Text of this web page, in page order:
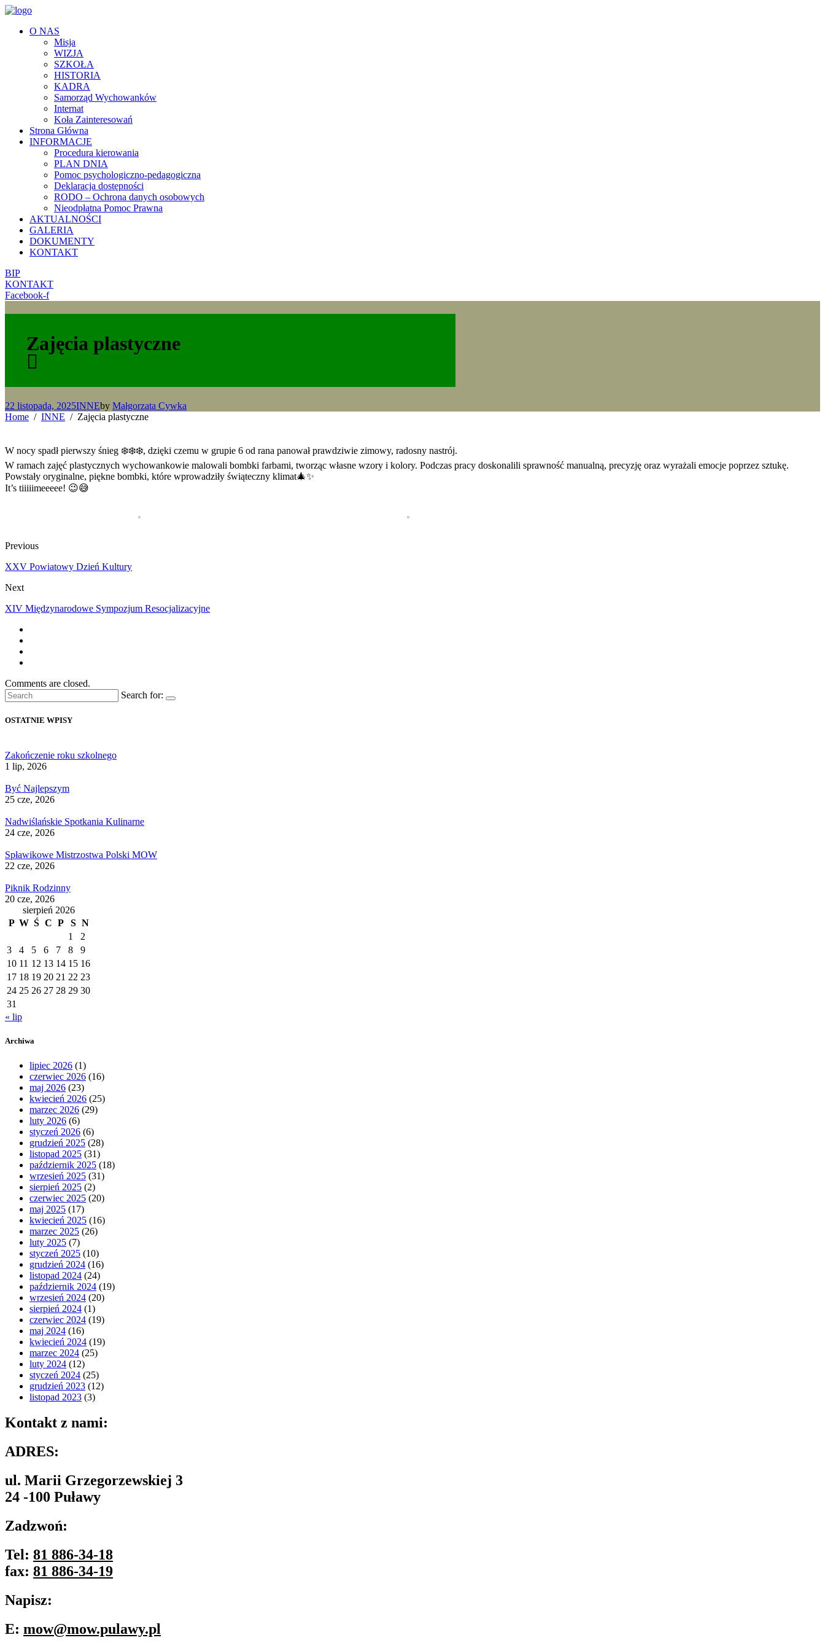
O NAS
Misja
WIZJA
SZKOŁA
HISTORIA
KADRA
Samorząd Wychowanków
Internat
Koła Zainteresowań
Strona Główna
INFORMACJE
Procedura kierowania
PLAN DNIA
Pomoc psychologiczno-pedagogiczna
Deklaracja dostępności
RODO – Ochrona danych osobowych
Nieodpłatna Pomoc Prawna
AKTUALNOŚCI
GALERIA
DOKUMENTY
KONTAKT
BIP
KONTAKT
Facebook-f
Zajęcia plastyczne
22 listopada, 2025INNEby Małgorzata Cywka
Home
INNE Zajęcia plastyczne
W nocy spadł pierwszy śnieg ❄️❄️❄️, dzięki czemu w grupie 6 od rana panował prawdziwie zimowy, radosny nastrój.
W ramach zajęć plastycznych wychowankowie malowali bombki farbami, tworząc własne wzory i kolory. Podczas pracy doskonalili sprawność manualną, precyzję oraz wyrażali emocje poprzez sztukę.
Powstały oryginalne, piękne bombki, które wprowadziły świąteczny klimat🎄✨
It’s tiiiiimeeeee! 😉😅
Previous
XXV Powiatowy Dzień Kultury
Next
XIV Międzynarodowe Sympozjum Resocjalizacyjne
Comments are closed.
Search for:
OSTATNIE WPISY
Zakończenie roku szkolnego
1 lip, 2026
Być Najlepszym
25 cze, 2026
Nadwiślańskie Spotkania Kulinarne
24 cze, 2026
Spławikowe Mistrzostwa Polski MOW
22 cze, 2026
Piknik Rodzinny
20 cze, 2026
sierpień 2026
P W Ś C P S N
1
2
3
4 5 6 7 8
9
10 11 12 13 14 15 16
17 18 19 20 21 22 23
24 25 26 27 28 29 30
31
« lip
Archiwa
lipiec 2026 (1)
czerwiec 2026 (16)
maj 2026 (23)
kwiecień 2026 (25)
marzec 2026 (29)
luty 2026 (6)
styczeń 2026 (6)
grudzień 2025 (28)
listopad 2025 (31)
październik 2025 (18)
wrzesień 2025 (31)
sierpień 2025 (2)
czerwiec 2025 (20)
maj 2025 (17)
kwiecień 2025 (16)
marzec 2025 (26)
luty 2025 (7)
styczeń 2025 (10)
grudzień 2024 (16)
listopad 2024 (24)
październik 2024 (19)
wrzesień 2024 (20)
sierpień 2024 (1)
czerwiec 2024 (19)
maj 2024 (16)
kwiecień 2024 (19)
marzec 2024 (25)
luty 2024 (12)
styczeń 2024 (25)
grudzień 2023 (12)
listopad 2023 (3)
Kontakt z nami:
ADRES:
ul. Marii Grzegorzewskiej 3
24 -100 Puławy
Zadzwoń:
Tel: 81 886-34-18
fax: 81 886-34-19
Napisz:
E: mow@mow.pulawy.pl